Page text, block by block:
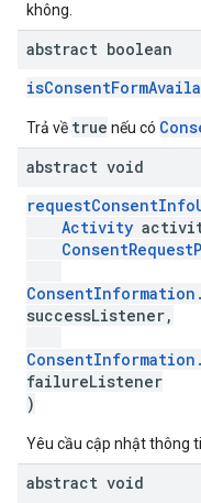
không.
abstract boolean
Trả về true nếu có
abstract void
Activity
successListener,
failureListener
)
Yêu cầu cập nhật thông
abstract void